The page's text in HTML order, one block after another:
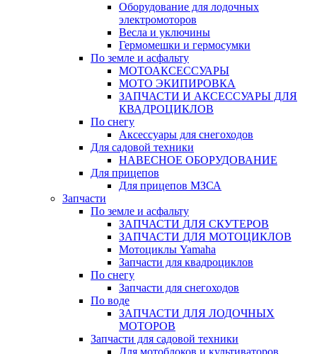
Оборудование для лодочных
электромоторов
Весла и уключины
Гермомешки и гермосумки
По земле и асфальту
МОТОАКСЕССУАРЫ
МОТО ЭКИПИРОВКА
ЗАПЧАСТИ И АКСЕССУАРЫ ДЛЯ
КВАДРОЦИКЛОВ
По снегу
Аксессуары для снегоходов
Для садовой техники
НАВЕСНОЕ ОБОРУДОВАНИЕ
Для прицепов
Для прицепов МЗСА
Запчасти
По земле и асфальту
ЗАПЧАСТИ ДЛЯ СКУТЕРОВ
ЗАПЧАСТИ ДЛЯ МОТОЦИКЛОВ
Мотоциклы Yamaha
Запчасти для квадроциклов
По снегу
Запчасти для снегоходов
По воде
ЗАПЧАСТИ ДЛЯ ЛОДОЧНЫХ
МОТОРОВ
Запчасти для садовой техники
Для мотоблоков и культиваторов